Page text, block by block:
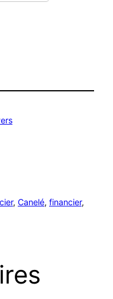
, Canelé, financier